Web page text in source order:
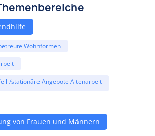
Wohnformen
stationäre Angebote Altenarbeit
von Frauen und Männern